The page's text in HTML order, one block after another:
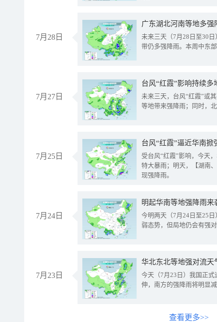
7月28日
广东湖北河南等地多
未来三天（7月28日至30
带仍多强降雨。本周中东
7月27日
台风“红霞”影响持续
未来三天，台风“红霞”或
等地带来强降雨；同时，
7月25日
台风“红霞”逼近华南
受台风“红霞”影响，今天
特大暴雨；明天，【湖南
现强降雨。
7月24日
明起华南等地强降雨
今明两天（7月24日至25
弱态势，但局地仍会有强
7月23日
华北东北等地强对流天
今天（7月23日）我国正
伸，南方的强降雨将明显
查看更多>>